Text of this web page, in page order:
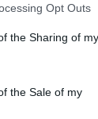
Opt Outs
the Sharing of my
the Sale of my